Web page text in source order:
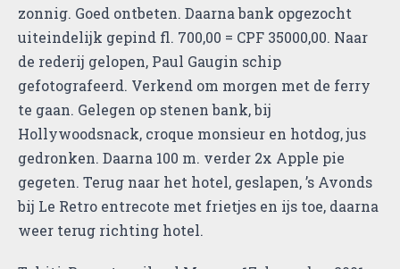
zonnig. Goed ontbeten. Daarna bank opgezocht
uiteindelijk gepind fl. 700,00 = CPF 35000,00. Naar
de rederij gelopen, Paul Gaugin schip
gefotografeerd. Verkend om morgen met de ferry
te gaan. Gelegen op stenen bank, bij
Hollywoodsnack, croque monsieur en hotdog, jus
gedronken. Daarna 100 m. verder 2x Apple pie
gegeten. Terug naar het hotel, geslapen, ’s Avonds
bij Le Retro entrecote met frietjes en ijs toe, daarna
weer terug richting hotel.